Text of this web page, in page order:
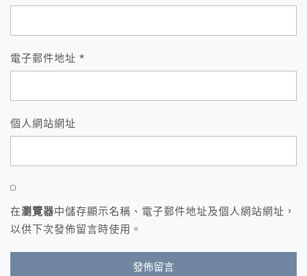
電子郵件地址 *
個人網站網址
在瀏覽器中儲存顯示名稱、電子郵件地址及個人網站網址，
以供下次發佈留言時使用。